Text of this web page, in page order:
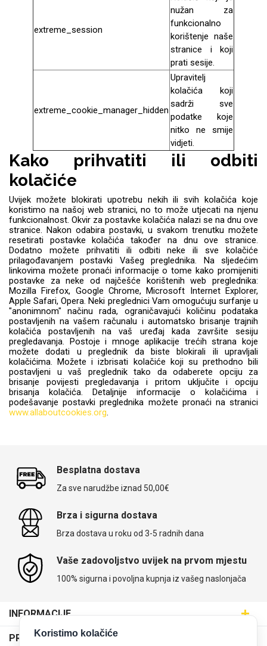
extreme_session
nužan za
funkcionalno
korištenje naše
stranice i koji
prati sesije.
extreme_cookie_manager_hidden
Upravitelj
kolačića koji
sadrži sve
podatke koje
nitko ne smije
vidjeti.
Kako prihvatiti ili odbiti
kolačiće
Uvijek možete blokirati upotrebu nekih ili svih kolačića koje
koristimo na našoj web stranici, no to može utjecati na njenu
funkcionalnost. Okvir za postavke kolačića nalazi se na dnu ove
stranice. Nakon odabira postavki, u svakom trenutku možete
resetirati postavke kolačića također na dnu ove stranice.
Dodatno možete prihvatiti ili odbiti neke ili sve kolačiće
prilagođavanjem postavki Vašeg preglednika. Na sljedećim
linkovima možete pronaći informacije o tome kako promijeniti
postavke za neke od najčešće korištenih web preglednika:
Mozilla Firefox, Google Chrome, Microsoft Internet Explorer,
Apple Safari, Opera. Neki preglednici Vam omogućuju surfanje u
"anonimnom" načinu rada, ograničavajući količinu podataka
postavljenih na vašem računalu i automatsko brisanje trajnih
kolačića postavljenih na vaš uređaj kada završite sesiju
pregledavanja. Postoje i mnoge aplikacije trećih strana koje
možete dodati u preglednik da biste blokirali ili upravljali
kolačićima. Možete i izbrisati kolačiće koji su prethodno bili
postavljeni u vaš preglednik tako da odaberete opciju za
brisanje povijesti pregledavanja i pritom uključite i opciju
brisanja kolačića. Detaljnije informacije o kolačićima i
podešavanje postavki preglednika možete pronaći na stranici
www.allaboutcookies.org.
Besplatna dostava
Za sve narudžbe iznad 50,00€
Brza i sigurna dostava
Brza dostava u roku od 3-5 radnih dana
Vaše zadovoljstvo uvijek na prvom mjestu
100% sigurna i povoljna kupnja iz vašeg naslonjača
INFORMACIJE
Maskice.hr - Web trgovina
SVIJET MASKICA d.o.o.
PRODAJNA MJESTA
Koristimo kolačiće
Sportski motivi Obiteljski motivi
Mix